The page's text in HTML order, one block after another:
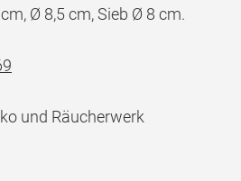
Ø 8,5 cm, Sieb Ø 8 cm.
und Räucherwerk